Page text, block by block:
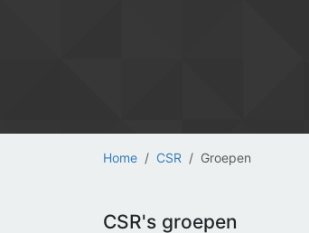
Home CSR Groepen
CSR's groepen